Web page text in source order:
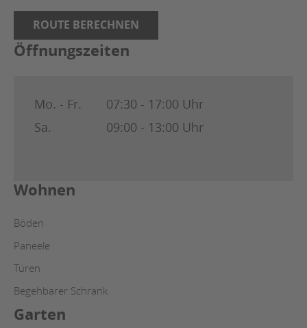
ROUTE BERECHNEN
Öffnungszeiten
Mo. - Fr.
07:30 - 17:00 Uhr
Sa.
09:00 - 13:00 Uhr
Wohnen
Böden
Paneele
Türen
Begehbarer Schrank
Garten